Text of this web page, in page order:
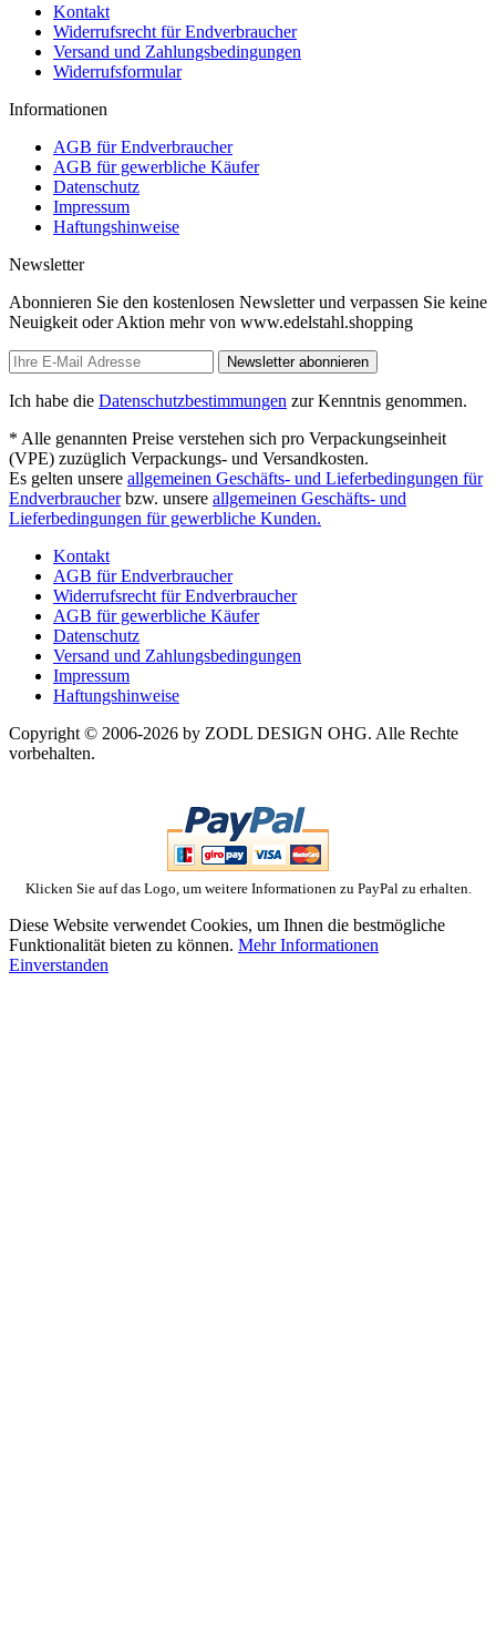
Kontakt
Widerrufsrecht für Endverbraucher
Versand und Zahlungsbedingungen
Widerrufsformular
Informationen
AGB für Endverbraucher
AGB für gewerbliche Käufer
Datenschutz
Impressum
Haftungshinweise
Newsletter
Abonnieren Sie den kostenlosen Newsletter und verpassen Sie keine
Neuigkeit oder Aktion mehr von www.edelstahl.shopping
Newsletter abonnieren
Ich habe die Datenschutzbestimmungen zur Kenntnis genommen.
* Alle genannten Preise verstehen sich pro Verpackungseinheit
(VPE) zuzüglich Verpackungs- und Versandkosten.
Es gelten unsere allgemeinen Geschäfts- und Lieferbedingungen für
Endverbraucherbzw. unsere allgemeinen Geschäfts- und
Lieferbedingungen für gewerbliche Kunden.
Kontakt
AGB für Endverbraucher
Widerrufsrecht für Endverbraucher
AGB für gewerbliche Käufer
Datenschutz
Versand und Zahlungsbedingungen
Impressum
Haftungshinweise
Copyright © 2006-2026 by ZODL DESIGN OHG. Alle Rechte
vorbehalten.
Klicken Sie auf das Logo, um weitere Informationen zu PayPal zu erhalten.
Diese Website verwendet Cookies, um Ihnen die bestmögliche
Funktionalität bieten zu können. Mehr Informationen
Einverstanden